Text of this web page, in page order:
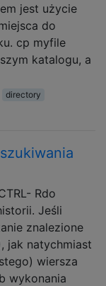
jest użycie
do
cp myfile
katalogu, a
directory
Rdo
Jeśli
znalezione
jak natychmiast
wiersza
wykonania